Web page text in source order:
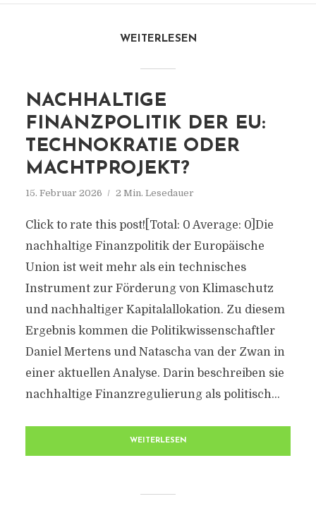
WEITERLESEN
NACHHALTIGE
FINANZPOLITIK DER EU:
TECHNOKRATIE ODER
MACHTPROJEKT?
15. Februar 2026 2 Min. Lesedauer
Click to rate this post![Total: 0 Average: 0]Die
nachhaltige Finanzpolitik der Europäische
Union ist weit mehr als ein technisches
Instrument zur Förderung von Klimaschutz
und nachhaltiger Kapitalallokation. Zu diesem
Ergebnis kommen die Politikwissenschaftler
Daniel Mertens und Natascha van der Zwan in
einer aktuellen Analyse. Darin beschreiben sie
nachhaltige Finanzregulierung als politisch...
WEITERLESEN